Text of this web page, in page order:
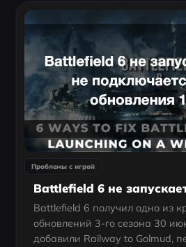
Проблемы с игрой
Battlefield 6 получил одно из
обновлений 3-го сезона 30
добавили Railway to Golmud,